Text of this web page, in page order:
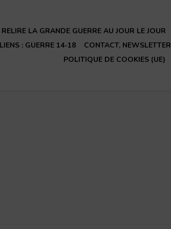
RELIRE LA GRANDE GUERRE AU JOUR LE JOUR
LIENS : GUERRE 14-18 CONTACT, NEWSLETTER
POLITIQUE DE COOKIES (UE)